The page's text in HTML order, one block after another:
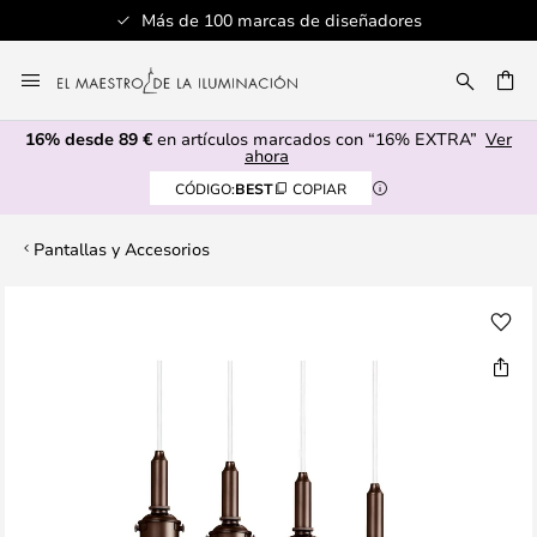
Más de 100 marcas de diseñadores
al
contenido
16% desde 89 € en artículos marcados con “16% EXTRA” Ver
ahora
CÓDIGO:BEST COPIAR
Pantallas y Accesorios